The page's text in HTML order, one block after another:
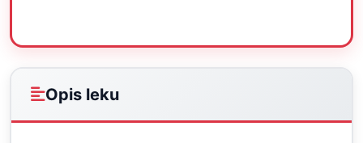
Opis leku